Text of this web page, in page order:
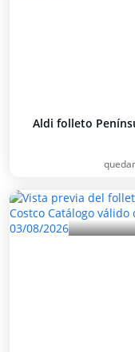
Aldi folleto